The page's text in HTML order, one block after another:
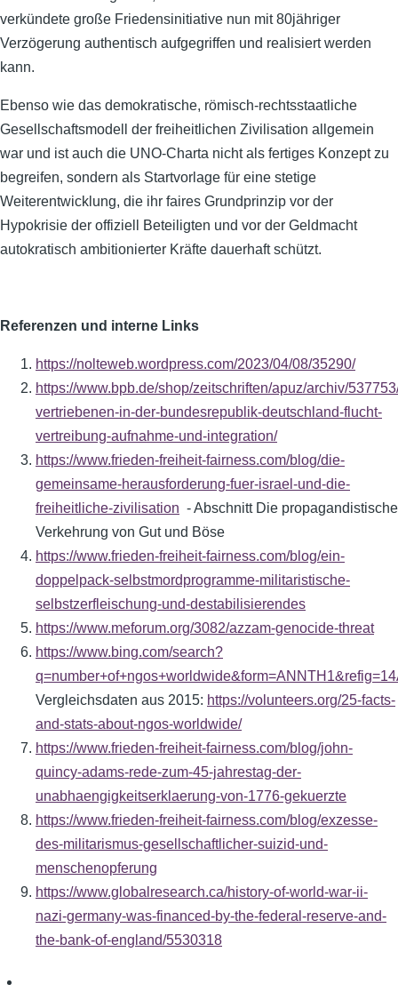
verkündete große Friedensinitiative nun mit 80jähriger
Verzögerung authentisch aufgegriffen und realisiert werden
kann.
Ebenso wie das demokratische, römisch-rechtsstaatliche
Gesellschaftsmodell der freiheitlichen Zivilisation allgemein
war und ist auch die UNO-Charta nicht als fertiges Konzept zu
begreifen, sondern als Startvorlage für eine stetige
Weiterentwicklung, die ihr faires Grundprinzip vor der
Hypokrisie der offiziell Beteiligten und vor der Geldmacht
autokratisch ambitionierter Kräfte dauerhaft schützt.
Referenzen und interne Links
https://nolteweb.wordpress.com/2023/04/08/35290/
https://www.bpb.de/shop/zeitschriften/apuz/archiv/
vertriebenen-in-der-bundesrepublik-deutschland-flucht-
vertreibung-aufnahme-und-integration/
https://www.frieden-freiheit-fairness.com/blog/die-
gemeinsame-herausforderung-fuer-israel-und-die-
freiheitliche-zivilisation - Abschnitt Die propagandistische
Verkehrung von Gut und Böse
https://www.frieden-freiheit-fairness.com/blog/ein-
doppelpack-selbstmordprogramme-militaristische-
selbstzerfleischung-und-destabilisierendes
https://www.meforum.org/3082/azzam-genocide-threat
https://www.bing.com/search?
Vergleichsdaten aus 2015: https://volunteers.org/25-facts-
and-stats-about-ngos-worldwide/
https://www.frieden-freiheit-fairness.com/blog/john-
quincy-adams-rede-zum-45-jahrestag-der-
unabhaengigkeitserklaerung-von-1776-gekuerzte
https://www.frieden-freiheit-fairness.com/blog/exzesse-
des-militarismus-gesellschaftlicher-suizid-und-
menschenopferung
https://www.globalresearch.ca/history-of-world-war-ii-
nazi-germany-was-financed-by-the-federal-reserve-and-
the-bank-of-england/5530318